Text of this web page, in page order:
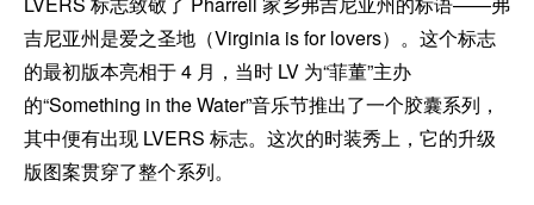
吉尼亚州是爱之圣地（Virginia is for lovers）。这个标志
的最初版本亮相于 4 月，当时 LV 为“菲董”主办
的“Something in the Water”音乐节推出了一个胶囊系列，
其中便有出现 LVERS 标志。这次的时装秀上，它的升级
版图案贯穿了整个系列。